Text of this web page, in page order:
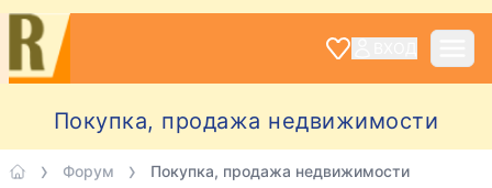
Покупка, продажа недвижимости
Форум Покупка, продажа недвижимости